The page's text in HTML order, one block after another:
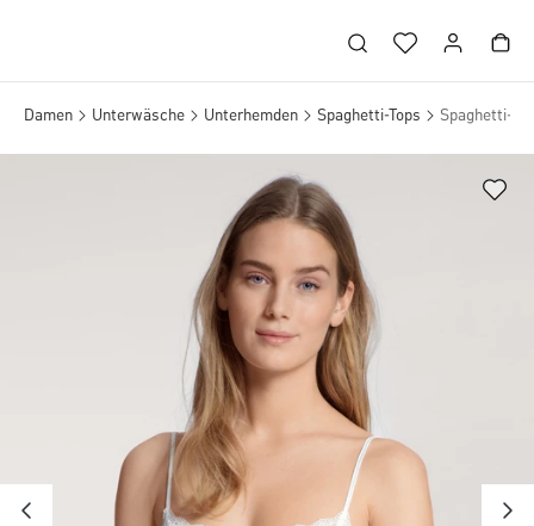
Damen Unterwäsche Unterhemden Spaghetti-Tops Spaghetti-Top